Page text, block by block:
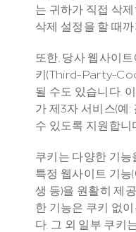
는 귀하가 직접 삭
삭제 설정을 할 때
또한, 당사 웹사이
키(Third-Party-
될 수도 있습니다.
가 제3자 서비스(예
수 있도록 지원합니
쿠키는 다양한 기
특정 웹사이트 기능
생 등)을 원활히 제
한 기능은 쿠키 없
다. 그 외 일부 쿠키